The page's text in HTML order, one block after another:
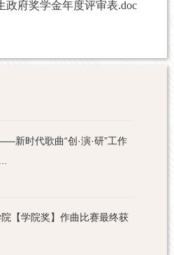
政府奖学金年度评审表.doc